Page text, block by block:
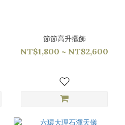
節節高升擺飾
NT$1,800 ~ NT$2,600